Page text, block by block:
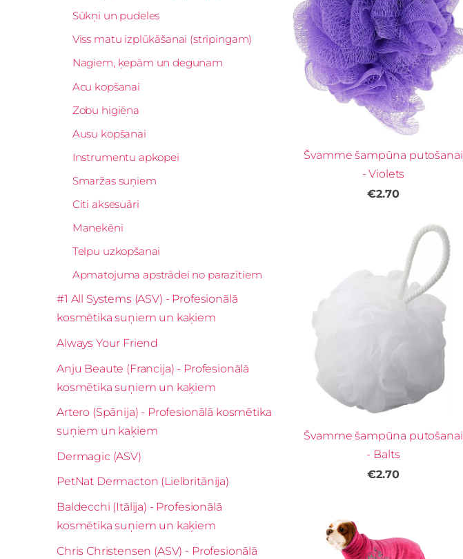
Sūkņi un pudeles
Viss matu izplūkāšanai (stripingam)
Nagiem, ķepām un degunam
Acu kopšanai
Zobu higiēna
Ausu kopšanai
Instrumentu apkopei
Smaržas suņiem
Citi aksesuāri
Manekēni
Telpu uzkopšanai
Apmatojuma apstrādei no parazītiem
#1 All Systems (ASV) - Profesionālā
kosmētika suņiem un kaķiem
Always Your Friend
Anju Beaute (Francija) - Profesionālā
kosmētika suņiem un kaķiem
Artero (Spānija) - Profesionālā kosmētika
suņiem un kaķiem
Dermagic (ASV)
PetNat Dermacton (Lielbritānija)
Baldecchi (Itālija) - Profesionālā
kosmētika suņiem un kaķiem
Chris Christensen (ASV) - Profesionālā
Švamme šampūna putošanai
- Violets
€2.70
Švamme šampūna putošanai
- Balts
€2.70